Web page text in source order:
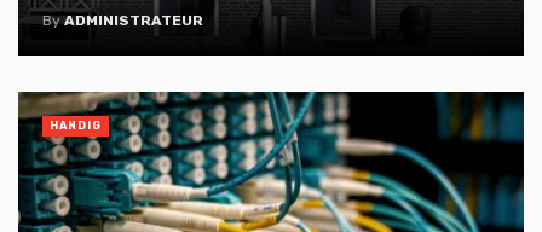
ByADMINISTRATEUR
HANDIG